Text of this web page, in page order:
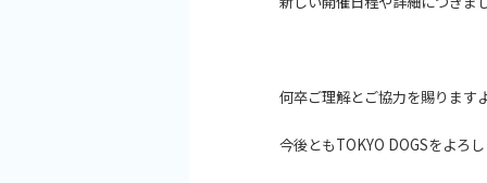
何卒ご理解とご協力を賜ります
今後ともTOKYO DOGSをよろ